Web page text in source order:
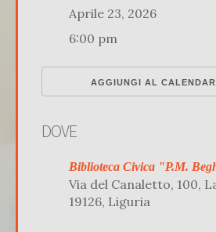
Aprile 23, 2026
6:00 pm
AGGIUNGI AL
DOVE
Biblioteca Civica "P.M.
Via del Canaletto, 100,
19126, Liguria